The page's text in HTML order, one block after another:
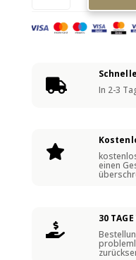
MENGE

In 2-3

einen

30 TAGE